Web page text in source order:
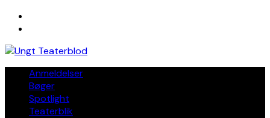
Skip
Anmeldelser
Bøger
Spotlight
Teaterblik